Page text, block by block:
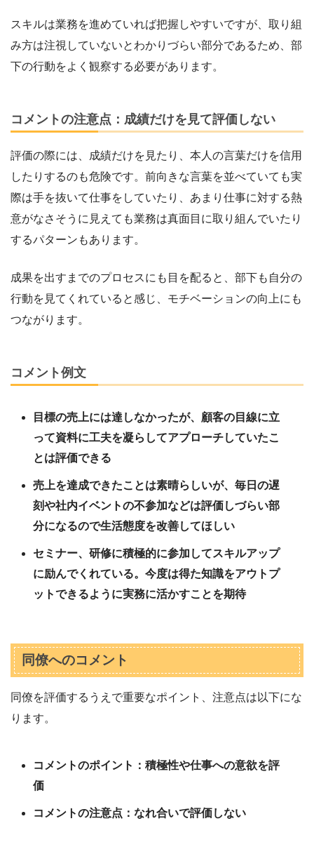
スキルは業務を進めていれば把握しやすいですが、取り組
み方は注視していないとわかりづらい部分であるため、部
下の行動をよく観察する必要があります。
コメントの注意点：成績だけを見て評価しない
評価の際には、成績だけを見たり、本人の言葉だけを信用
したりするのも危険です。前向きな言葉を並べていても実
際は手を抜いて仕事をしていたり、あまり仕事に対する熱
意がなさそうに見えても業務は真面目に取り組んでいたり
するパターンもあります。
成果を出すまでのプロセスにも目を配ると、部下も自分の
行動を見てくれていると感じ、モチベーションの向上にも
つながります。
コメント例文
目標の売上には達しなかったが、顧客の目線に立
って資料に工夫を凝らしてアプローチしていたこ
とは評価できる
売上を達成できたことは素晴らしいが、毎日の遅
刻や社内イベントの不参加などは評価しづらい部
分になるので生活態度を改善してほしい
セミナー、研修に積極的に参加してスキルアップ
に励んでくれている。今度は得た知識をアウトプ
ットできるように実務に活かすことを期待
同僚へのコメント
同僚を評価するうえで重要なポイント、注意点は以下にな
ります。
コメントのポイント：積極性や仕事への意欲を評
価
コメントの注意点：なれ合いで評価しない